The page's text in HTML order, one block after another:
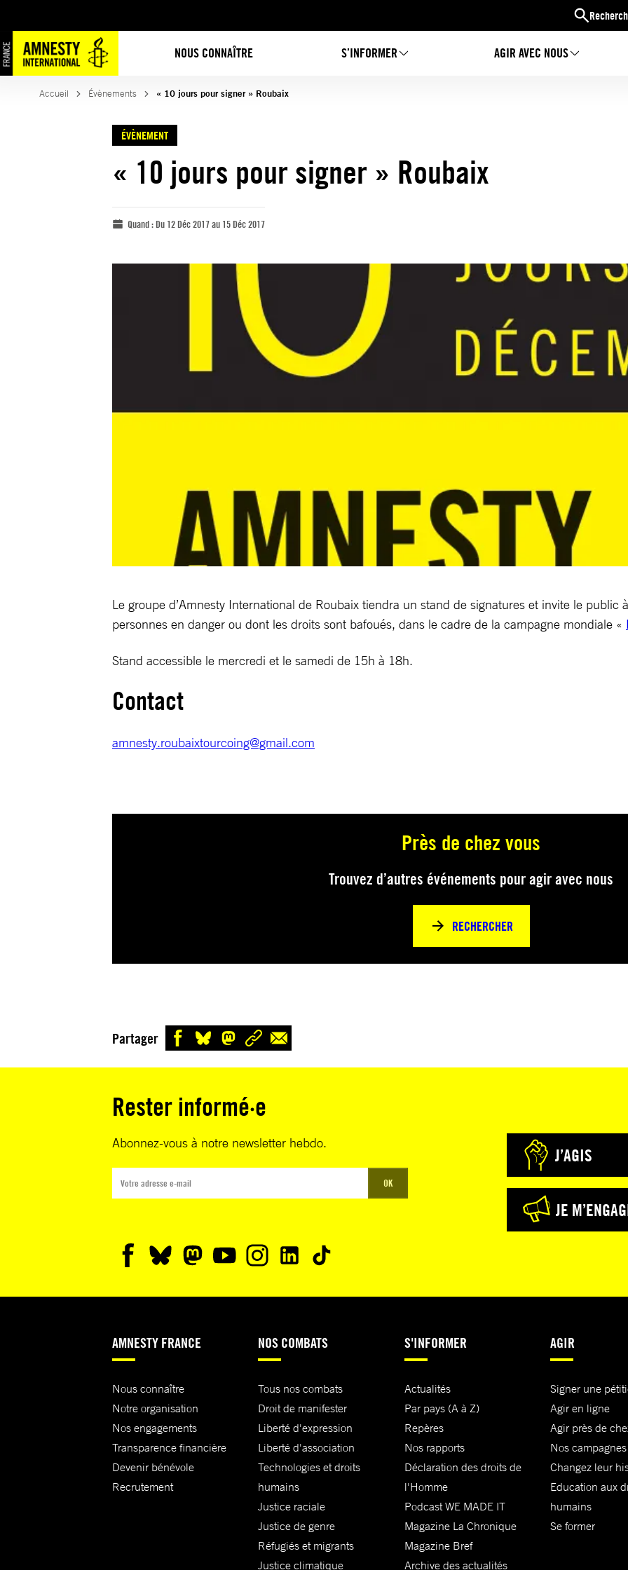
NOUS CONNAÎTRE S’INFORMER AGIR AVEC NOUS
Accueil Évènements « 10 jours pour signer » Roubaix
ÉVÈNEMENT
« 10 jours pour signer » Roubaix
Quand :Du 12 Déc 2017 au 15 Déc 2017
Le groupe d’Amnesty International de Roubaix tiendra un stand de signatures et invite le public
personnes en danger ou dont les droits sont bafoués, dans le cadre de la campagne mondiale «
Stand accessible le mercredi et le samedi de 15h à 18h.
Contact
amnesty.roubaixtourcoing@gmail.com
Près de chez vous
Trouvez d’autres événements pour agir avec nous
RECHERCHER
Partager
Rester informé·e
Abonnez-vous à notre newsletter hebdo.
OK
J’AGIS
JE
AMNESTY FRANCE
Nous connaître
Notre organisation
Nos engagements
Transparence financière
Devenir bénévole
Recrutement
NOS COMBATS
Tous nos combats
Droit de manifester
Liberté d'expression
Liberté d'association
Technologies et droits
humains
Justice raciale
Justice de genre
Réfugiés et migrants
Justice climatique
S'INFORMER
Actualités
Par pays (A à Z)
Repères
Nos rapports
Déclaration des droits de
l'Homme
Podcast WE MADE IT
Magazine La Chronique
Magazine Bref
Archive des actualités
AGIR
Signer une
Agir en ligne
Agir près de
Nos campagnes
Changez leur
Education aux
humains
Se former